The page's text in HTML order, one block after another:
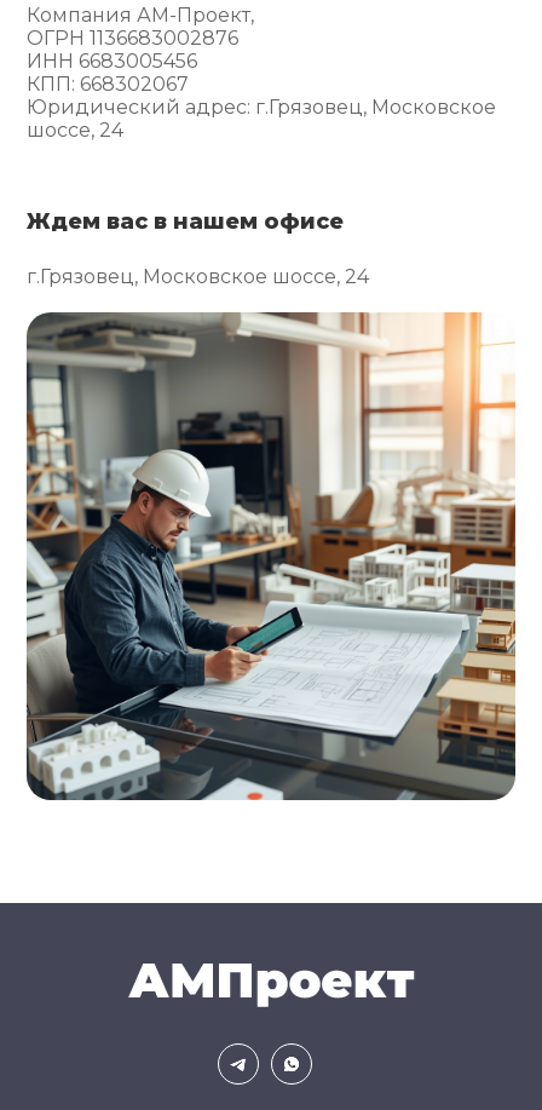
Компания АМ-Проект,
ОГРН 1136683002876
ИНН 6683005456
КПП: 668302067
Юридический адрес: г.Грязовец, Московское
шоссе, 24
Ждем вас в нашем офисе
г.Грязовец, Московское шоссе, 24